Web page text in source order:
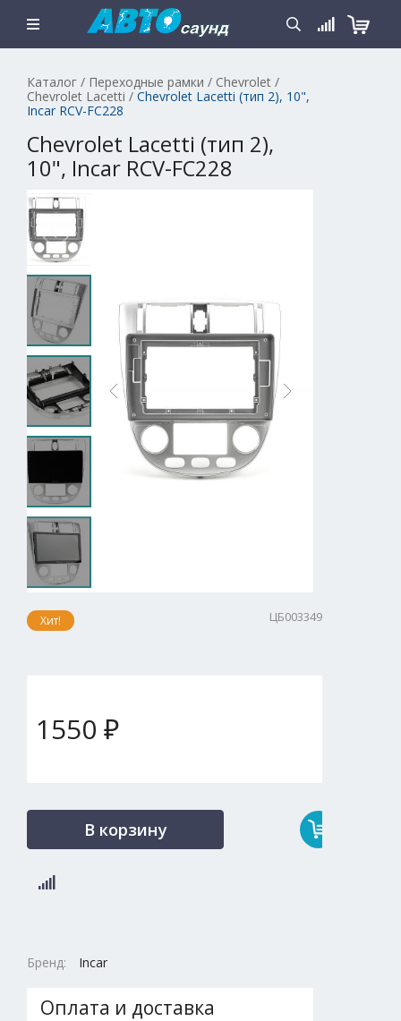
Каталог / Переходные рамки / Chevrolet /
Chevrolet Lacetti / Chevrolet Lacetti (тип 2), 10",
Incar RCV-FC228
Chevrolet Lacetti (тип 2),
10", Incar RCV-FC228
Хит! ЦБ003349
1550 ₽
В корзину
Бренд: Incar
Оплата и доставка